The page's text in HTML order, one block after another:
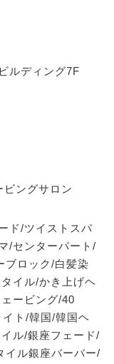
ルディング7F
ングサロン
ド/ツイストスパ
/センターパート/
ブロック/白髪染
イル/かき上げヘ
ービング/40
ト/韓国/韓国ヘ
ル/銀座フェード/
イル銀座バーバー/